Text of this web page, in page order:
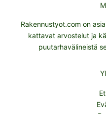
Rakennustyot.com on
kattavat arvostelut ja
puutarhavälineistä